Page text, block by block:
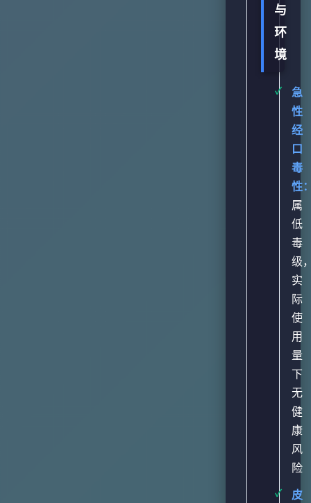
与
环
境
急
性
经
口
毒
性
属
低
毒
级
实
际
使
用
量
下
无
健
康
风
险
皮